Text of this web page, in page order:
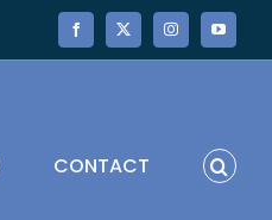
Facebook
X InstagramYouTube
CONTACT